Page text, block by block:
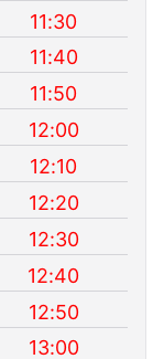
11:30
11:40
11:50
12:00
12:10
12:20
12:30
12:40
12:50
13:00